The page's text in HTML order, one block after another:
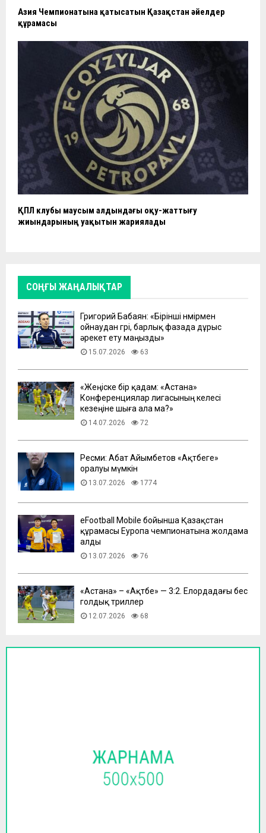
Азия Чемпионатына қатысатын Қазақстан әйелдер
құрамасы
ҚПЛ клубы маусым алдындағы оқу-жаттығу
жиындарының уақытын жариялады
СОҢҒЫ ЖАҢАЛЫҚТАР
Григорий Бабаян: «Бірінші нөмірмен
ойнаудан гөрі, барлық фазада дұрыс
әрекет ету маңызды»
15.07.2026 63
«Жеңіске бір қадам: «Астана»
Конференциялар лигасының келесі
кезеңіне шыға ала ма?»
14.07.2026 72
Ресми: Абат Айымбетов «Ақтөбеге»
оралуы мүмкін
13.07.2026 1774
eFootball Mobile бойынша Қазақстан
құрамасы Еуропа чемпионатына жолдама
алды
13.07.2026 76
​«Астана» – «Ақтөбе» — 3:2. Елордадағы бес
голдық триллер
12.07.2026 68